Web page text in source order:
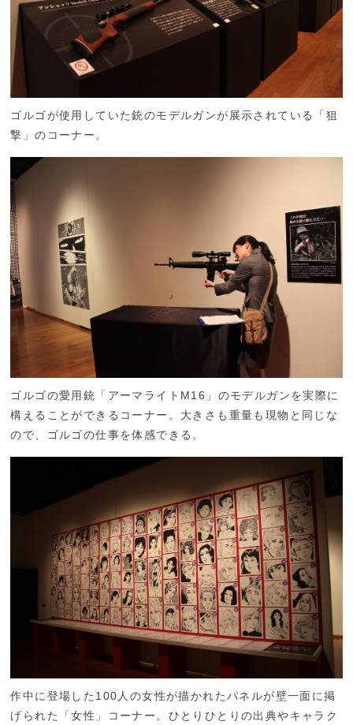
ゴルゴが使用していた銃のモデルガンが展示されている「狙
撃」のコーナー。
ゴルゴの愛用銃「アーマライトM16」のモデルガンを実際に
構えることができるコーナー。大きさも重量も現物と同じな
ので、ゴルゴの仕事を体感できる。
作中に登場した100人の女性が描かれたパネルが壁一面に掲
げられた「女性」コーナー。ひとりひとりの出典やキャラク